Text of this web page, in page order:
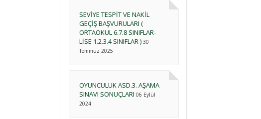
SEVİYE TESPİT VE NAKİL
GEÇİŞ BAŞVURULARI (
ORTAOKUL 6.7.8 SINIFLAR-
LİSE 1.2.3.4 SINIFLAR ) 30
Temmuz 2025
OYUNCULUK ASD.3. AŞAMA
SINAVI SONUÇLARI 06 Eylül
2024